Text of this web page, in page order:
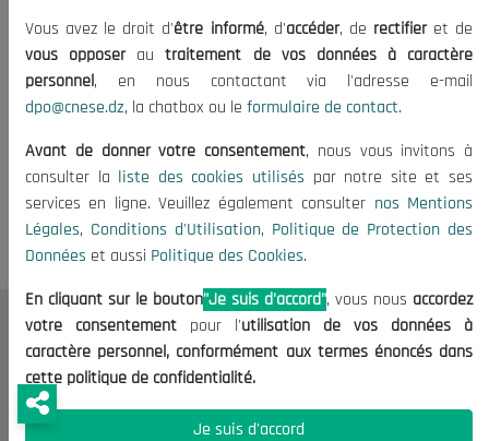
Tags: Liste des accords africains de coopération
Le CNESE
A Propos
Le président
Vous avez le droit d'être informé, d'accéder, de rectifieret de
vous opposerautraitement de vos données à caractère
personnel, en nous contactant via l'adresse e-mail
dpo@cnese.dz, la chatbox ou le formulaire de contact.
Avant de donner votre consentement, nous vous invitons à
consulter la liste des cookies utilisés par notre site et ses
services en ligne. Veuillez également consulter nos Mentions
Légales, Conditions d'Utilisation, Politique de Protection des
Données et aussi Politique des Cookies.
En cliquant sur le bouton"Je suis d'accord", vous nous accordez
votre consentement pour l'utilisation de vos données à
caractère personnel, conformément aux termes énoncés dans
cette politique de confidentialité.
Je suis d'accord